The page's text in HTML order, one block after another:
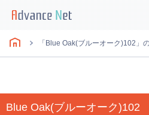
「Blue Oak(ブルーオーク)102」
Blue Oak(ブルーオーク)102